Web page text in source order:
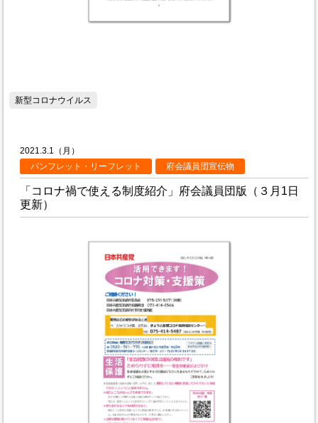
新型コロナウイルス
2021.3.1（月）
パンフレット・リーフレット
府会議員団宣伝物
「コロナ禍で使える制度紹介」府会議員団版（３月1日
更新）